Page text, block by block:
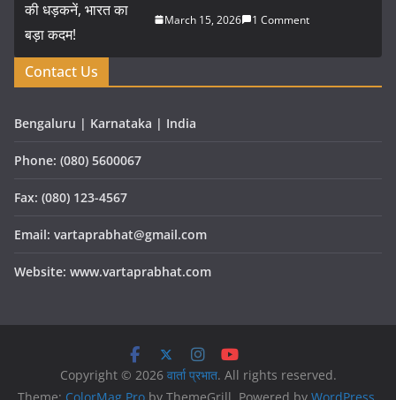
March 15, 2026 1 Comment
Contact Us
Bengaluru | Karnataka | India
Phone: (080) 5600067
Fax: (080) 123-4567
Email: vartaprabhat@gmail.com
Website: www.vartaprabhat.com
Copyright © 2026 वार्ता प्रभात. All rights reserved.